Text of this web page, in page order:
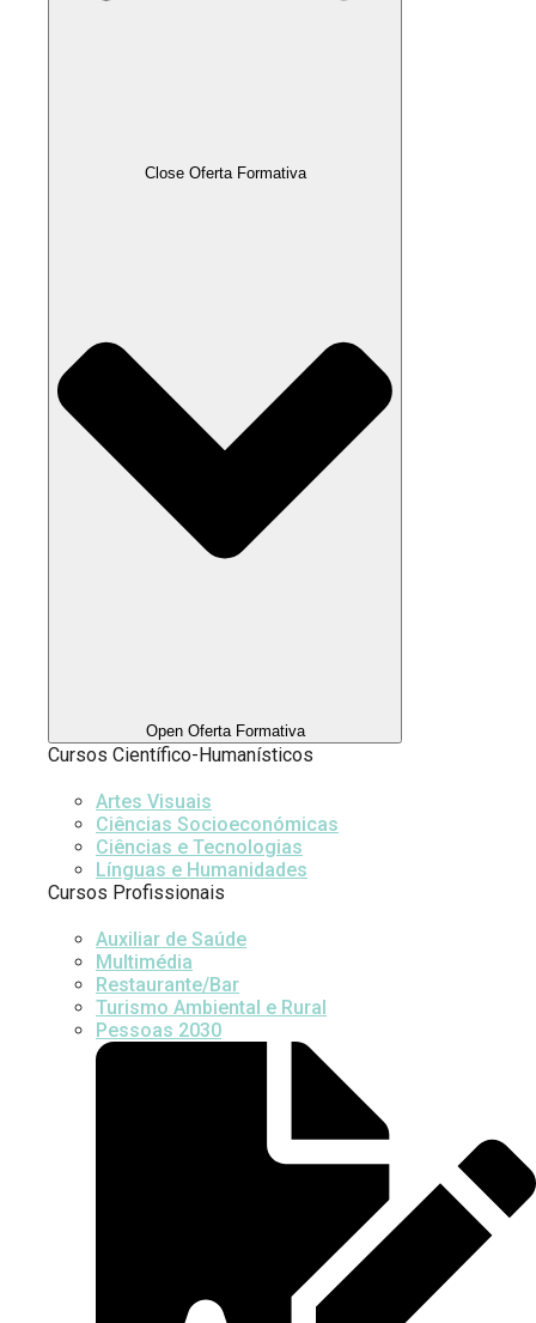
Close Oferta Formativa
Open Oferta Formativa
Cursos Científico-Humanísticos
Artes Visuais
Ciências Socioeconómicas
Ciências e Tecnologias
Línguas e Humanidades
Cursos Profissionais
Auxiliar de Saúde
Multimédia
Restaurante/Bar
Turismo Ambiental e Rural
Pessoas 2030